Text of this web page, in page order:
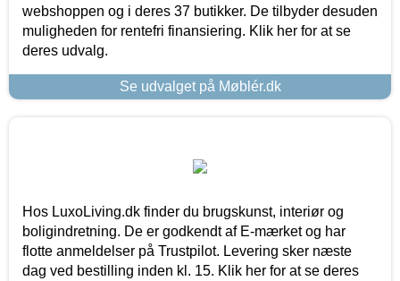
webshoppen og i deres 37 butikker. De tilbyder desuden
muligheden for rentefri finansiering. Klik her for at se
deres udvalg.
Se udvalget på Møblér.dk
Hos LuxoLiving.dk finder du brugskunst, interiør og
boligindretning. De er godkendt af E-mærket og har
flotte anmeldelser på Trustpilot. Levering sker næste
dag ved bestilling inden kl. 15. Klik her for at se deres